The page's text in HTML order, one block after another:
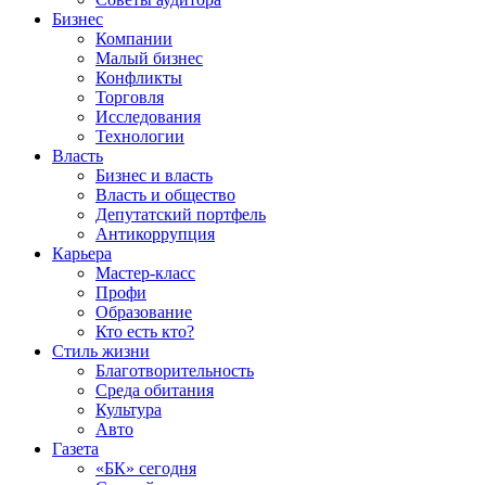
Бизнес
Компании
Малый бизнес
Конфликты
Торговля
Исследования
Технологии
Власть
Бизнес и власть
Власть и общество
Депутатский портфель
Антикоррупция
Карьера
Мастер-класс
Профи
Образование
Кто есть кто?
Стиль жизни
Благотворительность
Среда обитания
Культура
Авто
Газета
«БК» сегодня